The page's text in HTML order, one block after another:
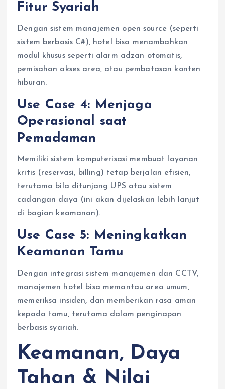
Fitur Syariah
Dengan sistem manajemen open source (seperti
sistem berbasis C#), hotel bisa menambahkan
modul khusus seperti alarm adzan otomatis,
pemisahan akses area, atau pembatasan konten
hiburan.
Use Case 4: Menjaga
Operasional saat
Pemadaman
Memiliki sistem komputerisasi membuat layanan
kritis (reservasi, billing) tetap berjalan efisien,
terutama bila ditunjang UPS atau sistem
cadangan daya (ini akan dijelaskan lebih lanjut
di bagian keamanan).
Use Case 5: Meningkatkan
Keamanan Tamu
Dengan integrasi sistem manajemen dan CCTV,
manajemen hotel bisa memantau area umum,
memeriksa insiden, dan memberikan rasa aman
kepada tamu, terutama dalam penginapan
berbasis syariah.
Keamanan, Daya
Tahan & Nilai